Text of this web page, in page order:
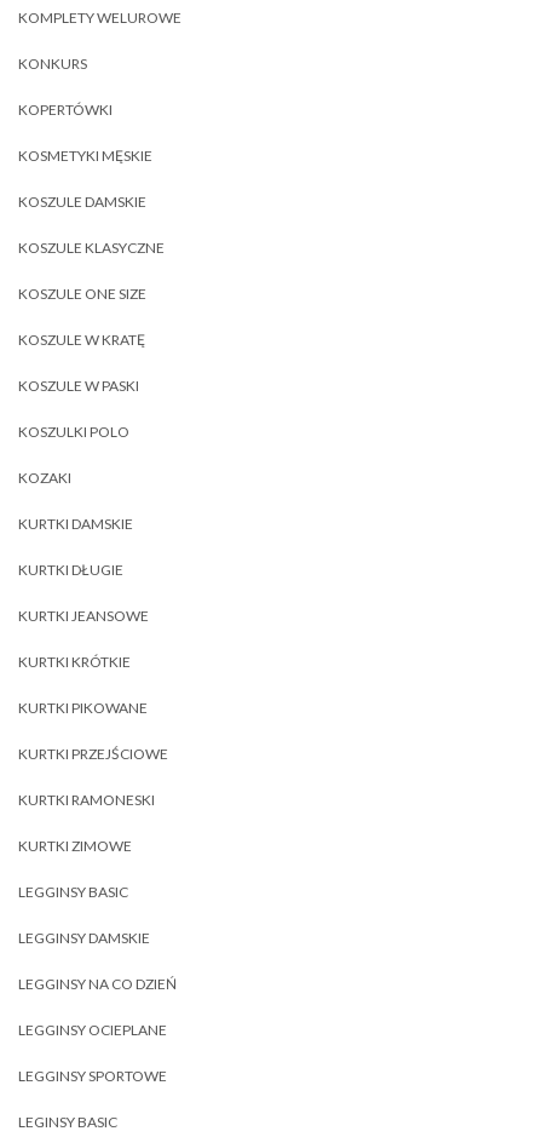
KOMPLETY WELUROWE
KONKURS
KOPERTÓWKI
KOSMETYKI MĘSKIE
KOSZULE DAMSKIE
KOSZULE KLASYCZNE
KOSZULE ONE SIZE
KOSZULE W KRATĘ
KOSZULE W PASKI
KOSZULKI POLO
KOZAKI
KURTKI DAMSKIE
KURTKI DŁUGIE
KURTKI JEANSOWE
KURTKI KRÓTKIE
KURTKI PIKOWANE
KURTKI PRZEJŚCIOWE
KURTKI RAMONESKI
KURTKI ZIMOWE
LEGGINSY BASIC
LEGGINSY DAMSKIE
LEGGINSY NA CO DZIEŃ
LEGGINSY OCIEPLANE
LEGGINSY SPORTOWE
LEGINSY BASIC